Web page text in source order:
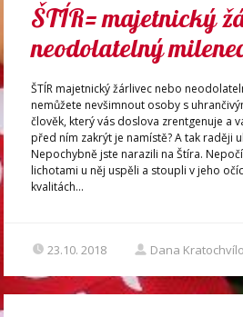
ŠTÍR= majetnický
neodolatelný
ŠTÍR majetnický žárlivec nebo
nemůžete nevšimnout osoby s
člověk, který vás doslova zrentgenuje a
před ním zakrýt je namístě? A tak raději
Nepochybně jste narazili na Štíra.
lichotami u něj uspěli a stoupli v jeho
kvalitách...
23.10. 2018 Dana